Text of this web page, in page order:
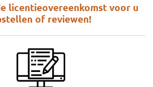
licentieovereenkomst voor u
of reviewen!